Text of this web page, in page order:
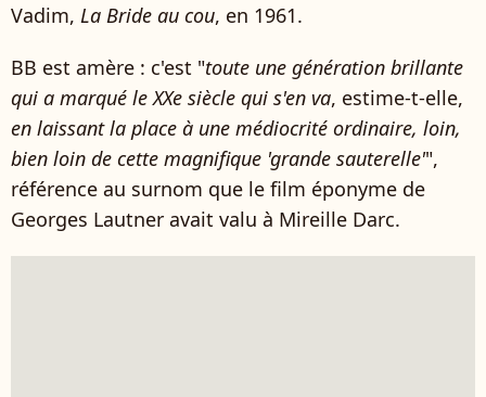
Vadim, La Bride au cou, en 1961.
BB est amère : c'est "toute une génération brillante
qui a marqué le XXe siècle qui s'en va, estime-t-elle,
en laissant la place à une médiocrité ordinaire, loin,
bien loin de cette magnifique 'grande sauterelle'",
référence au surnom que le film éponyme de
Georges Lautner avait valu à Mireille Darc.